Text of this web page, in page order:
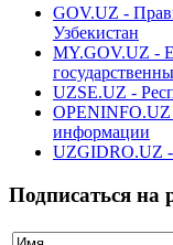
GOV.UZ -
Узбекистан
MY.GOV.UZ -
UZSE.UZ -
OPENINFO.UZ
информации
UZGIDRO.UZ -
Подписаться на